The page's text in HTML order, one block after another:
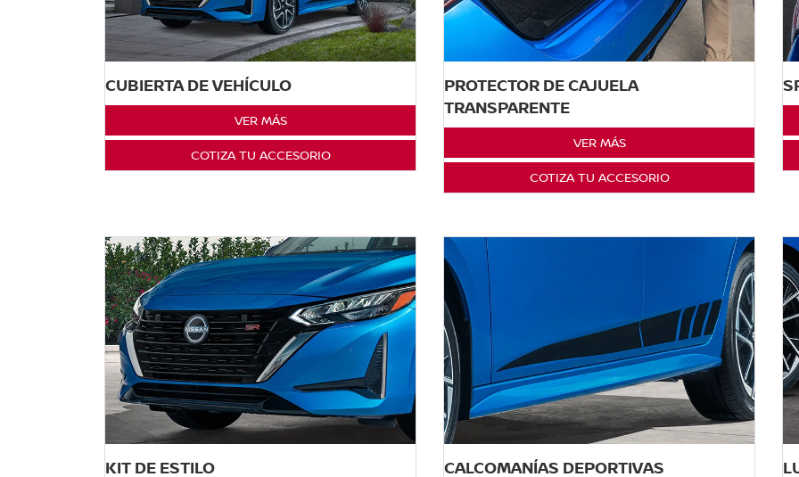
CUBIERTA DE VEHÍCULO
VER MÁS
COTIZA TU ACCESORIO
PROTECTOR DE CAJUELA
TRANSPARENTE
VER MÁS
COTIZA TU ACCESORIO
KIT DE ESTILO CALCOMANÍAS DEPORTIVAS